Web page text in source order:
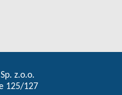
z.o.o.
125/127